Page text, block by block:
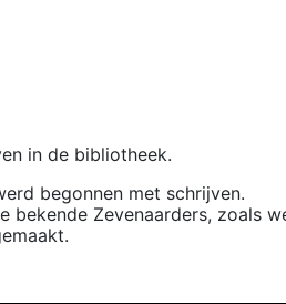
in de bibliotheek.
begonnen met schrijven.
bekende Zevenaarders, zoals